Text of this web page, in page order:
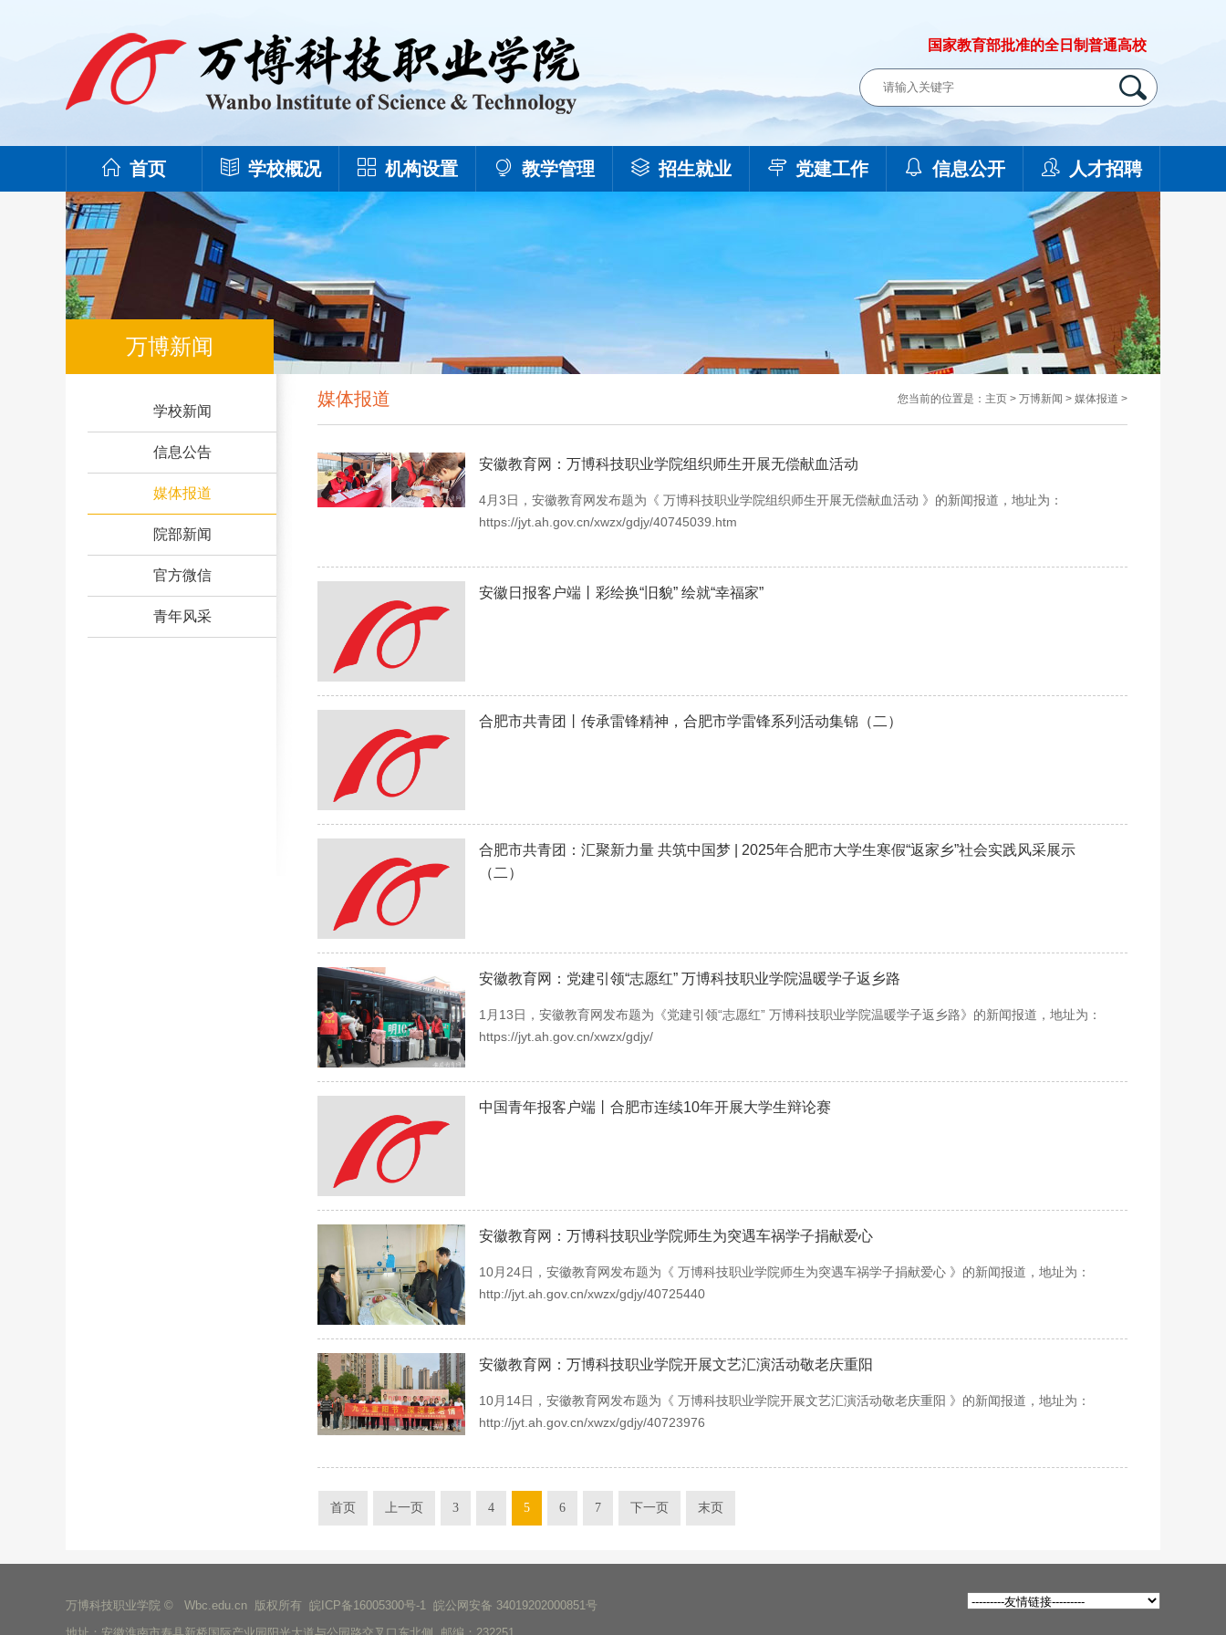
国家教育部批准的全日制普通高校
首页 学校概况 机构设置 教学管理 招生就业 党建工作 信息公开 人才招聘
万博新闻
学校新闻
信息公告
媒体报道
院部新闻
官方微信
青年风采
您当前的位置是： 主页 > 万博新闻 > 媒体报道 >
媒体报道
安徽教育网：万博科技职业学院组织师生开展无偿献血活动
4月3日，安徽教育网发布题为《 万博科技职业学院组织师生开展无偿献血活动 》的新闻报道，地址为：
https://jyt.ah.gov.cn/xwzx/gdjy/40745039.htm
安徽日报客户端丨彩绘换“旧貌” 绘就“幸福家”
合肥市共青团丨传承雷锋精神，合肥市学雷锋系列活动集锦（二）
合肥市共青团：汇聚新力量 共筑中国梦 | 2025年合肥市大学生寒假“返家乡”社会实践风采展示
（二）
安徽教育网：党建引领“志愿红” 万博科技职业学院温暖学子返乡路
1月13日，安徽教育网发布题为《党建引领“志愿红” 万博科技职业学院温暖学子返乡路》的新闻报道，地址为：
https://jyt.ah.gov.cn/xwzx/gdjy/
中国青年报客户端丨合肥市连续10年开展大学生辩论赛
安徽教育网：万博科技职业学院师生为突遇车祸学子捐献爱心
10月24日，安徽教育网发布题为《 万博科技职业学院师生为突遇车祸学子捐献爱心 》的新闻报道，地址为：
http://jyt.ah.gov.cn/xwzx/gdjy/40725440
安徽教育网：万博科技职业学院开展文艺汇演活动敬老庆重阳
10月14日，安徽教育网发布题为《 万博科技职业学院开展文艺汇演活动敬老庆重阳 》的新闻报道，地址为：
http://jyt.ah.gov.cn/xwzx/gdjy/40723976
首页 上一页 3 4 5 6 7 下一页 末页
万博科技职业学院 © Wbc.edu.cn 版权所有 皖ICP备16005300号-1 皖公网安备 34019202000851号